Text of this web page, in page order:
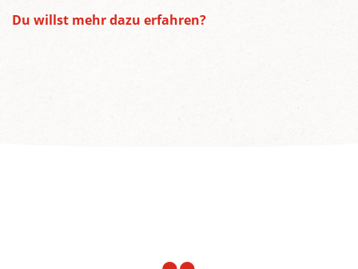
Du willst mehr dazu erfahren?